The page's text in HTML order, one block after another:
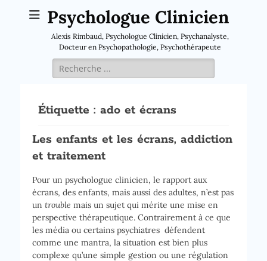
Psychologue Clinicien
Alexis Rimbaud, Psychologue Clinicien, Psychanalyste,
Docteur en Psychopathologie, Psychothérapeute
Rechercher :
Étiquette : ado et écrans
Les enfants et les écrans, addiction
et traitement
Pour un psychologue clinicien, le rapport aux
écrans, des enfants, mais aussi des adultes, n’est pas
un trouble mais un sujet qui mérite une mise en
perspective thérapeutique. Contrairement à ce que
les média ou certains psychiatres défendent
comme une mantra, la situation est bien plus
complexe qu’une simple gestion ou une régulation